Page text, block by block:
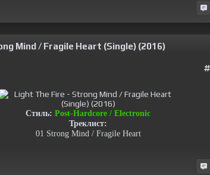
Mind / Fragile Heart (Single) (2016)
Стиль: Post-Hardcore / Electronic
Треклист:
01 Strong Mind / Fragile Heart